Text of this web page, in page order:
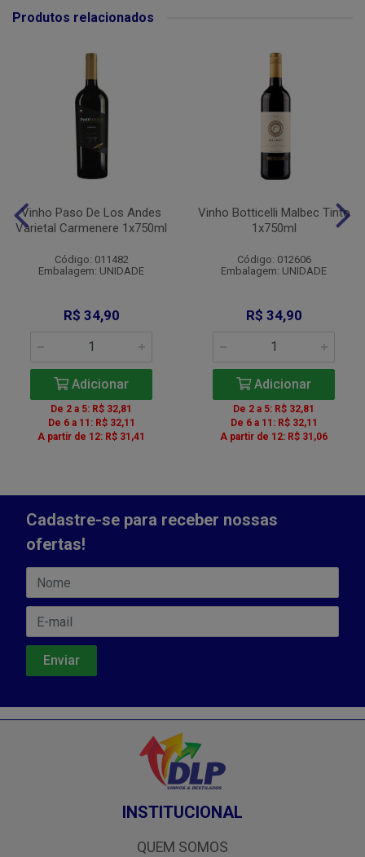
Produtos relacionados
Vinho Paso De Los Andes
Varietal Carmenere 1x750ml
Código: 011482
Embalagem: UNIDADE
R$ 34,90
Adicionar
De 2 a 5: R$ 32,81
De 6 a 11: R$ 32,11
A partir de 12: R$ 31,41
Vinho Botticelli Malbec Tinto
1x750ml
Código: 012606
Embalagem: UNIDADE
R$ 34,90
Adicionar
De 2 a 5: R$ 32,81
De 6 a 11: R$ 32,11
A partir de 12: R$ 31,06
Cadastre-se para receber nossas
ofertas!
INSTITUCIONAL
QUEM SOMOS